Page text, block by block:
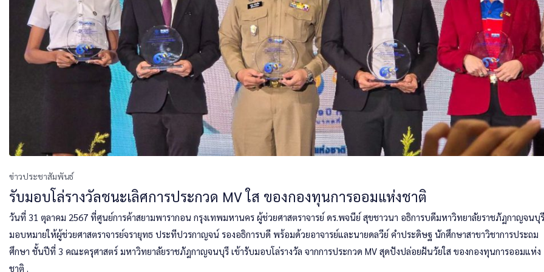
ข่าวประชาสัมพันธ์
รับมอบโล่รางวัลชนะเลิศการประกวด MV ใส ของกองทุนการออมแห่งชาติ
วันที่ 31 ตุลาคม 2567 ที่ศูนย์การค้าสยามพารากอน กรุงเทพมหานคร ผู้ช่วยศาสตราจารย์ ดร.พจนีย์ สุขชาวนา อธิการบดีมหาวิทยาลัยราชภัฏกาญจนบุรี
มอบหมายให้ผู้ช่วยศาสตราจารย์จรายุทธ ประทีปวรกาญจน์ รองอธิการบดี พร้อมด้วยอาจารย์และนายดลวีย์ คำประดิษฐ นักศึกษาสาขาวิชาการประถม
ศึกษา ชั้นปีที่ 3 คณะครุศาสตร์ มหาวิทยาลัยราชภัฎกาญจนบุรี เข้ารับมอบโล่รางวัล จากการประกวด MV สุดปังปล่อยฝันวัยใส ของกองทุนการออมแห่ง
ชาติ .